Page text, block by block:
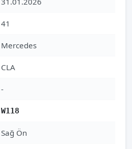
41
Mercedes
CLA
-
W118
Sağ Ön